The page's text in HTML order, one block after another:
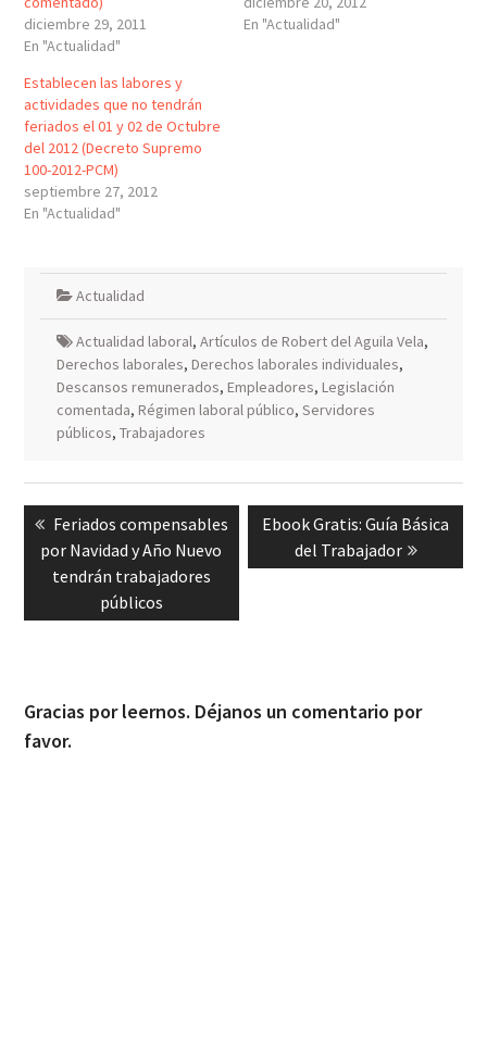
diciembre 29, 2011
En "Actualidad"
En "Actualidad"
Establecen las labores y
actividades que no tendrán
feriados el 01 y 02 de Octubre
del 2012 (Decreto Supremo
100-2012-PCM)
septiembre 27, 2012
En "Actualidad"
Actualidad
Actualidad laboral, Artículos de Robert del Aguila Vela,
Derechos laborales, Derechos laborales individuales,
Descansos remunerados, Empleadores, Legislación
comentada, Régimen laboral público, Servidores
públicos, Trabajadores
Navegación
de
entradas
Previous
post:
Feriados compensables
por Navidad y Año Nuevo
tendrán trabajadores
públicos
Next
post:
Ebook Gratis: Guía Básica
del Trabajador
Gracias por leernos. Déjanos un comentario por
favor.